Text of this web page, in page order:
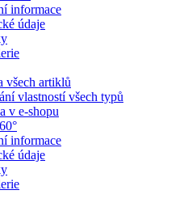
informace
údaje
všech artiklů
vlastností všech typů
v e-shopu
informace
údaje